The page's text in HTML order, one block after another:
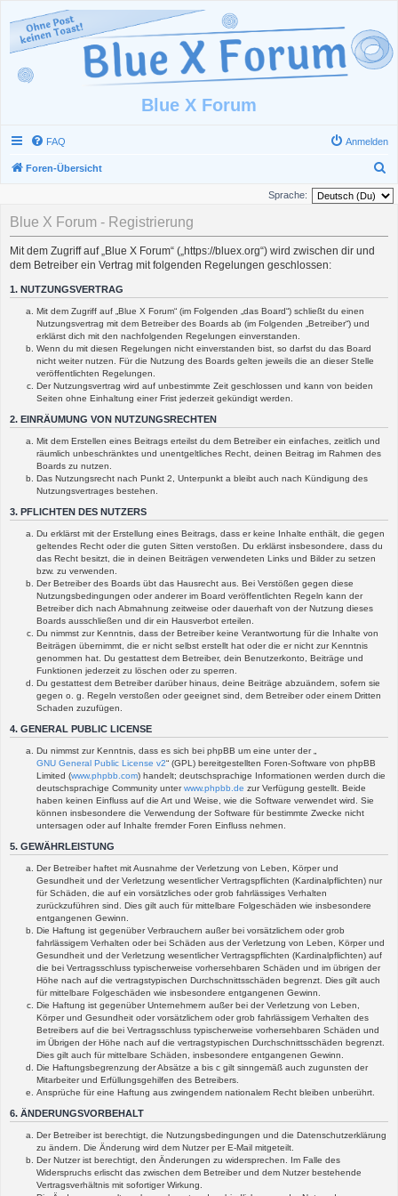
Blue X Forum
FAQ Anmelden
Foren-Übersicht
u
Sprache:
Blue X Forum - Registrierung
Mit dem Zugriff auf „Blue X Forum“ („https://bluex.org“) wird zwischen dir und
dem Betreiber ein Vertrag mit folgenden Regelungen geschlossen:
1. NUTZUNGSVERTRAG
Mit dem Zugriff auf „Blue X Forum“ (im Folgenden „das Board“) schließt du einen
Nutzungsvertrag mit dem Betreiber des Boards ab (im Folgenden „Betreiber“) und
erklärst dich mit den nachfolgenden Regelungen einverstanden.
Wenn du mit diesen Regelungen nicht einverstanden bist, so darfst du das Board
nicht weiter nutzen. Für die Nutzung des Boards gelten jeweils die an dieser Stelle
veröffentlichten Regelungen.
Der Nutzungsvertrag wird auf unbestimmte Zeit geschlossen und kann von beiden
Seiten ohne Einhaltung einer Frist jederzeit gekündigt werden.
2. EINRÄUMUNG VON NUTZUNGSRECHTEN
Mit dem Erstellen eines Beitrags erteilst du dem Betreiber ein einfaches, zeitlich und
räumlich unbeschränktes und unentgeltliches Recht, deinen Beitrag im Rahmen des
Boards zu nutzen.
Das Nutzungsrecht nach Punkt 2, Unterpunkt a bleibt auch nach Kündigung des
Nutzungsvertrages bestehen.
3. PFLICHTEN DES NUTZERS
Du erklärst mit der Erstellung eines Beitrags, dass er keine Inhalte enthält, die gegen
geltendes Recht oder die guten Sitten verstoßen. Du erklärst insbesondere, dass du
das Recht besitzt, die in deinen Beiträgen verwendeten Links und Bilder zu setzen
bzw. zu verwenden.
Der Betreiber des Boards übt das Hausrecht aus. Bei Verstößen gegen diese
Nutzungsbedingungen oder anderer im Board veröffentlichten Regeln kann der
Betreiber dich nach Abmahnung zeitweise oder dauerhaft von der Nutzung dieses
Boards ausschließen und dir ein Hausverbot erteilen.
Du nimmst zur Kenntnis, dass der Betreiber keine Verantwortung für die Inhalte von
Beiträgen übernimmt, die er nicht selbst erstellt hat oder die er nicht zur Kenntnis
genommen hat. Du gestattest dem Betreiber, dein Benutzerkonto, Beiträge und
Funktionen jederzeit zu löschen oder zu sperren.
Du gestattest dem Betreiber darüber hinaus, deine Beiträge abzuändern, sofern sie
gegen o. g. Regeln verstoßen oder geeignet sind, dem Betreiber oder einem Dritten
Schaden zuzufügen.
4. GENERAL PUBLIC LICENSE
Du nimmst zur Kenntnis, dass es sich bei phpBB um eine unter der „
GNU General Public License v2“ (GPL) bereitgestellten Foren-Software von phpBB
Limited (www.phpbb.com) handelt; deutschsprachige Informationen werden durch die
deutschsprachige Community unterwww.phpbb.de zur Verfügung gestellt. Beide
haben keinen Einfluss auf die Art und Weise, wie die Software verwendet wird. Sie
können insbesondere die Verwendung der Software für bestimmte Zwecke nicht
untersagen oder auf Inhalte fremder Foren Einfluss nehmen.
5. GEWÄHRLEISTUNG
Der Betreiber haftet mit Ausnahme der Verletzung von Leben, Körper und
Gesundheit und der Verletzung wesentlicher Vertragspflichten (Kardinalpflichten) nur
für Schäden, die auf ein vorsätzliches oder grob fahrlässiges Verhalten
zurückzuführen sind. Dies gilt auch für mittelbare Folgeschäden wie insbesondere
entgangenen Gewinn.
Die Haftung ist gegenüber Verbrauchern außer bei vorsätzlichem oder grob
fahrlässigem Verhalten oder bei Schäden aus der Verletzung von Leben, Körper und
Gesundheit und der Verletzung wesentlicher Vertragspflichten (Kardinalpflichten) auf
die bei Vertragsschluss typischerweise vorhersehbaren Schäden und im übrigen der
Höhe nach auf die vertragstypischen Durchschnittsschäden begrenzt. Dies gilt auch
für mittelbare Folgeschäden wie insbesondere entgangenen Gewinn.
Die Haftung ist gegenüber Unternehmern außer bei der Verletzung von Leben,
Körper und Gesundheit oder vorsätzlichem oder grob fahrlässigem Verhalten des
Betreibers auf die bei Vertragsschluss typischerweise vorhersehbaren Schäden und
im Übrigen der Höhe nach auf die vertragstypischen Durchschnittsschäden begrenzt.
Dies gilt auch für mittelbare Schäden, insbesondere entgangenen Gewinn.
Die Haftungsbegrenzung der Absätze a bis c gilt sinngemäß auch zugunsten der
Mitarbeiter und Erfüllungsgehilfen des Betreibers.
Ansprüche für eine Haftung aus zwingendem nationalem Recht bleiben unberührt.
6. ÄNDERUNGSVORBEHALT
Der Betreiber ist berechtigt, die Nutzungsbedingungen und die Datenschutzerklärung
zu ändern. Die Änderung wird dem Nutzer per E-Mail mitgeteilt.
Der Nutzer ist berechtigt, den Änderungen zu widersprechen. Im Falle des
Widerspruchs erlischt das zwischen dem Betreiber und dem Nutzer bestehende
Vertragsverhältnis mit sofortiger Wirkung.